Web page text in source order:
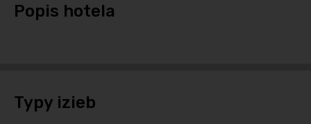
Popis hotela
Typy izieb